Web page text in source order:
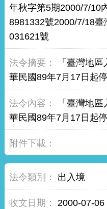
年秋字第5期2000/7/10
8981332號2000/7/18
031621號
「臺灣地
華民國89年7月17日起停
「臺灣地
華民國89年7月17日起停
出入境
2000-07-06